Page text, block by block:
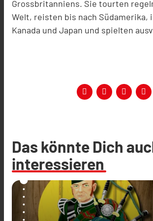
Grossbritanniens. Sie tourten
Welt, reisten bis nach Südamerika,
Kanada und Japan und spielten
Das könnte Dich
interessieren